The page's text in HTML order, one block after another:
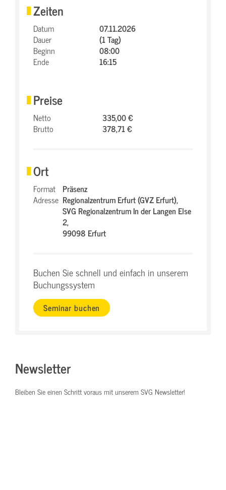
Zeiten
Datum
07.11.2026
Dauer
(1 Tag)
Beginn
08:00
Ende
16:15
Preise
Netto
335,00 €
Brutto
378,71 €
Ort
Format Präsenz
Adresse Regionalzentrum Erfurt (GVZ Erfurt),
SVG Regionalzentrum In der Langen Else
2,
99098 Erfurt
Buchen Sie schnell und einfach in unserem
Buchungssystem
Seminar buchen
Newsletter
Bleiben Sie einen Schritt voraus mit unserem SVG Newsletter!